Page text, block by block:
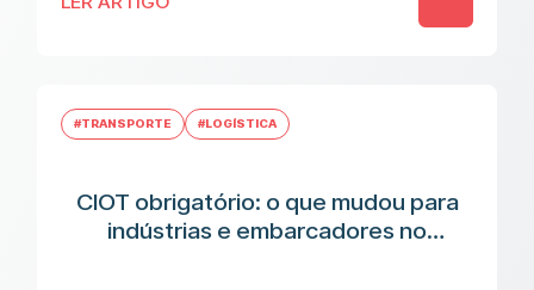
#TRANSPORTE #LOGÍSTICA
CIOT obrigatório: o que mudou para
indústrias e embarcadores no